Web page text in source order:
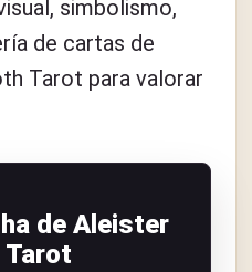
simbolismo,
de cartas de
Tarot para valorar
de Aleister
Tarot